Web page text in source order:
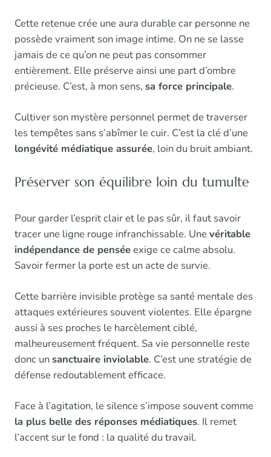
Cette retenue crée une aura durable car personne ne
possède vraiment son image intime. On ne se lasse
jamais de ce qu’on ne peut pas consommer
entièrement. Elle préserve ainsi une part d’ombre
précieuse. C’est, à mon sens, sa force principale.
Cultiver son mystère personnel permet de traverser
les tempêtes sans s’abîmer le cuir. C’est la clé d’une
longévité médiatique assurée, loin du bruit ambiant.
Préserver son équilibre loin du tumulte
Pour garder l’esprit clair et le pas sûr, il faut savoir
tracer une ligne rouge infranchissable. Une véritable
indépendance de penséeexige ce calme absolu.
Savoir fermer la porte est un acte de survie.
Cette barrière invisible protège sa santé mentale des
attaques extérieures souvent violentes. Elle épargne
aussi à ses proches le harcèlement ciblé,
malheureusement fréquent. Sa vie personnelle reste
donc unsanctuaire inviolable. C’est une stratégie de
défense redoutablement efficace.
Face à l’agitation, le silence s’impose souvent comme
la plus belle des réponses médiatiques. Il remet
l’accent sur le fond : la qualité du travail.